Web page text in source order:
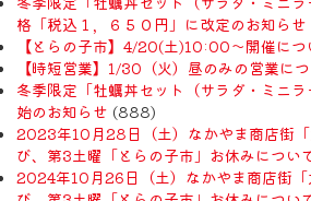
格「税込１，６５０円」に改定のお知らせ
【とらの子市】4/20(土)10:00～開催につ
【時短営業】1/30（火）昼のみの営業に
冬季限定「牡蠣丼セット（サラダ・ミニ
始のお知らせ (888)
2023年10月28日（土）なかやま商店街
び、第3土曜「とらの子市」お休みについ
2024年10月26日（土）なかやま商店街「